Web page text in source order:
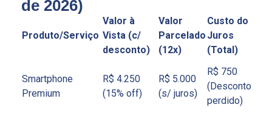
de 2026)
Produto/Serviço
Valor à
Vista (c/
desconto)
Valor
Parcelado
(12x)
Custo do
Juros
(Total)
Smartphone
Premium
R$ 4.250
(15% off)
R$ 5.000
(s/ juros)
R$ 750
(Desconto
perdido)